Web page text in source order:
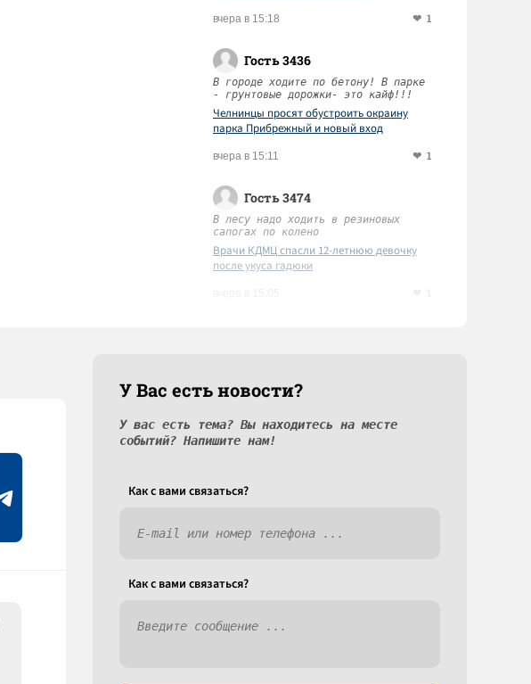
вчера в 15:18 1
Гость 3436
В городе ходите по бетону! В парке
- грунтовые дорожки- это кайф!!!
Челнинцы просят обустроить окраину
парка Прибрежный и новый вход
вчера в 15:11 1
Гость 3474
В лесу надо ходить в резиновых
сапогах по колено
Врачи КДМЦ спасли 12-летнюю девочку
после укуса гадюки
У Вас есть новости?
У вас есть тема? Вы находитесь на месте
событий? Напишите нам!
Как c вами связаться?
Как c вами связаться?